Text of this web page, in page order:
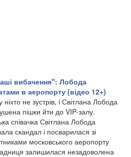
вибачення": Лобода
в аеропорту (відео 12+)
ніхто не зустрів, і Світлана Лобода
пішки йти до VIP-залу.
співачка Світлана Лобода
скандал і посварилася зі
московського аеропорту
залишилася незадоволена